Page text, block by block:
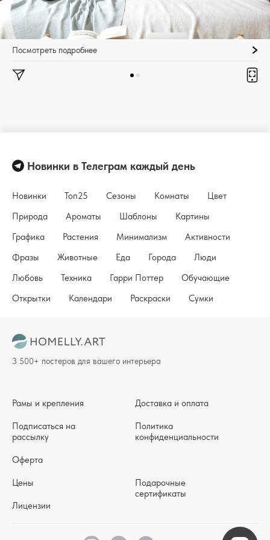
Посмотреть подробнее
Новинки в Телеграм каждый день
Новинки Топ25 Сезоны Комнаты
Цвет
Природа
Ароматы Шаблоны
Картины
Графика
Растения Минимализм
Активности
Фразы
Животные Еда Города
Люди
Любовь
Техника Гарри Поттер
Обучающие
Открытки
Календари Раскраски Сумки
Рамы и крепления
Подписаться на
рассылку
Оферта
Доставка и оплата
Политика
конфиденциальности
Цены
Лицензии
Подарочные
сертификаты
3 500+ постеров для вашего интерьера